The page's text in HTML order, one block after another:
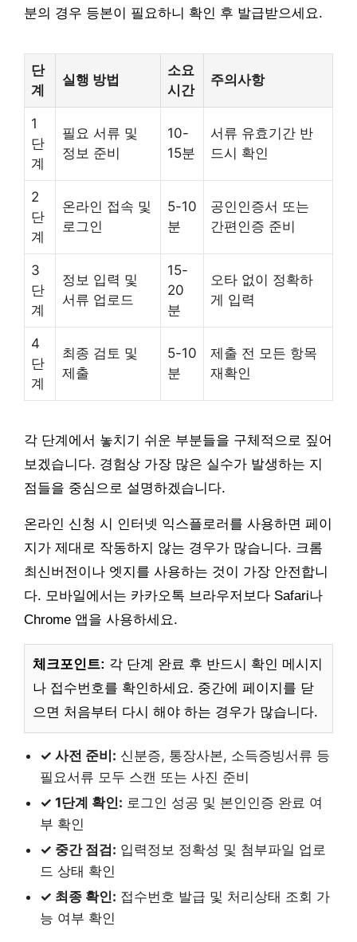
분의 경우 등본이 필요하니 확인 후 발급받으세요.
단
계
실행 방법
소요
시간
주의사항
1
단
계
필요 서류 및
정보 준비
10-
15분
서류 유효기간 반
드시 확인
2
단
계
온라인 접속 및
로그인
5-10
분
공인인증서 또는
간편인증 준비
3
단
계
정보 입력 및
서류 업로드
15-
20
분
오타 없이 정확하
게 입력
4
단
계
최종 검토 및
제출
5-10
분
제출 전 모든 항목
재확인
각 단계에서 놓치기 쉬운 부분들을 구체적으로 짚어
보겠습니다. 경험상 가장 많은 실수가 발생하는 지
점들을 중심으로 설명하겠습니다.
온라인 신청 시 인터넷 익스플로러를 사용하면 페이
지가 제대로 작동하지 않는 경우가 많습니다. 크롬
최신버전이나 엣지를 사용하는 것이 가장 안전합니
다. 모바일에서는 카카오톡 브라우저보다 Safari나
Chrome 앱을 사용하세요.
체크포인트: 각 단계 완료 후 반드시 확인 메시지
나 접수번호를 확인하세요. 중간에 페이지를 닫
으면 처음부터 다시 해야 하는 경우가 많습니다.
✓ 사전 준비: 신분증, 통장사본, 소득증빙서류 등
필요서류 모두 스캔 또는 사진 준비
✓ 1단계 확인: 로그인 성공 및 본인인증 완료 여
부 확인
✓ 중간 점검: 입력정보 정확성 및 첨부파일 업로
드 상태 확인
✓ 최종 확인: 접수번호 발급 및 처리상태 조회 가
능 여부 확인